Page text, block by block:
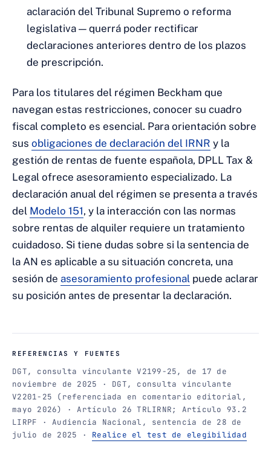
aclaración del Tribunal Supremo o reforma
legislativa — querrá poder rectificar
declaraciones anteriores dentro de los plazos
de prescripción.
Para los titulares del régimen Beckham que
navegan estas restricciones, conocer su cuadro
fiscal completo es esencial. Para orientación sobre
sus obligaciones de declaración del IRNR y la
gestión de rentas de fuente española, DPLL Tax &
Legal ofrece asesoramiento especializado. La
declaración anual del régimen se presenta a través
del Modelo 151, y la interacción con las normas
sobre rentas de alquiler requiere un tratamiento
cuidadoso. Si tiene dudas sobre si la sentencia de
la AN es aplicable a su situación concreta, una
sesión de asesoramiento profesional puede aclarar
su posición antes de presentar la declaración.
REFERENCIAS Y FUENTES
DGT, consulta vinculante V2199-25, de 17 de
noviembre de 2025 · DGT, consulta vinculante
V2201-25 (referenciada en comentario editorial,
mayo 2026) · Artículo 26 TRLIRNR; Artículo 93.2
LIRPF · Audiencia Nacional, sentencia de 28 de
julio de 2025 · Realice el test de elegibilidad